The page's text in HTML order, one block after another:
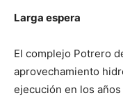
Larga espera
El complejo Potrero
aprovechamiento
ejecución en los